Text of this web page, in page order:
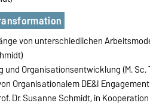
von unterschiedlichen
und Organisationsentwicklung (M. Sc.
Organisationalem DE&I
Dr. Susanne Schmidt, in